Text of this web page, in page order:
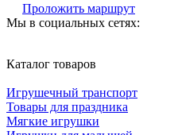
Проложить маршрут
Мы в социальных сетях:
Каталог товаров
Игрушечный транспорт
Товары для праздника
Мягкие игрушки